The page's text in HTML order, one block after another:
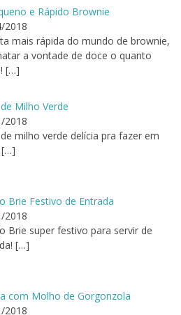
e Rápido Brownie
2018
mais rápida do mundo de brownie,
a vontade de doce o quanto
[…]
Milho Verde
2018
milho verde delícia pra fazer em
[…]
Brie Festivo de Entrada
2018
Brie super festivo para servir de
[…]
com Molho de Gorgonzola
2018